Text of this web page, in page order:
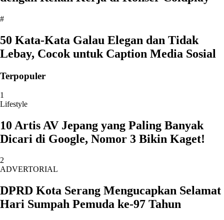
#
50 Kata-Kata Galau Elegan dan Tidak
Lebay, Cocok untuk Caption Media Sosial
Terpopuler
1
Lifestyle
10 Artis AV Jepang yang Paling Banyak
Dicari di Google, Nomor 3 Bikin Kaget!
2
ADVERTORIAL
DPRD Kota Serang Mengucapkan Selamat
Hari Sumpah Pemuda ke-97 Tahun